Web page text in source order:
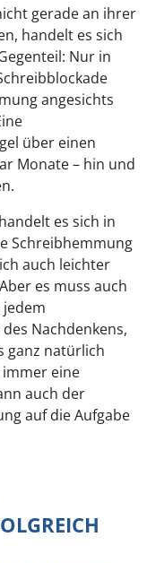
gerade an ihrer
handelt es sich
Nur in
angesichts
über einen
Monate – hin und
es sich in
Schreibhemmung
auch leichter
es muss auch
Nachdenkens,
ganz natürlich
immer eine
auch der
auf die Aufgabe